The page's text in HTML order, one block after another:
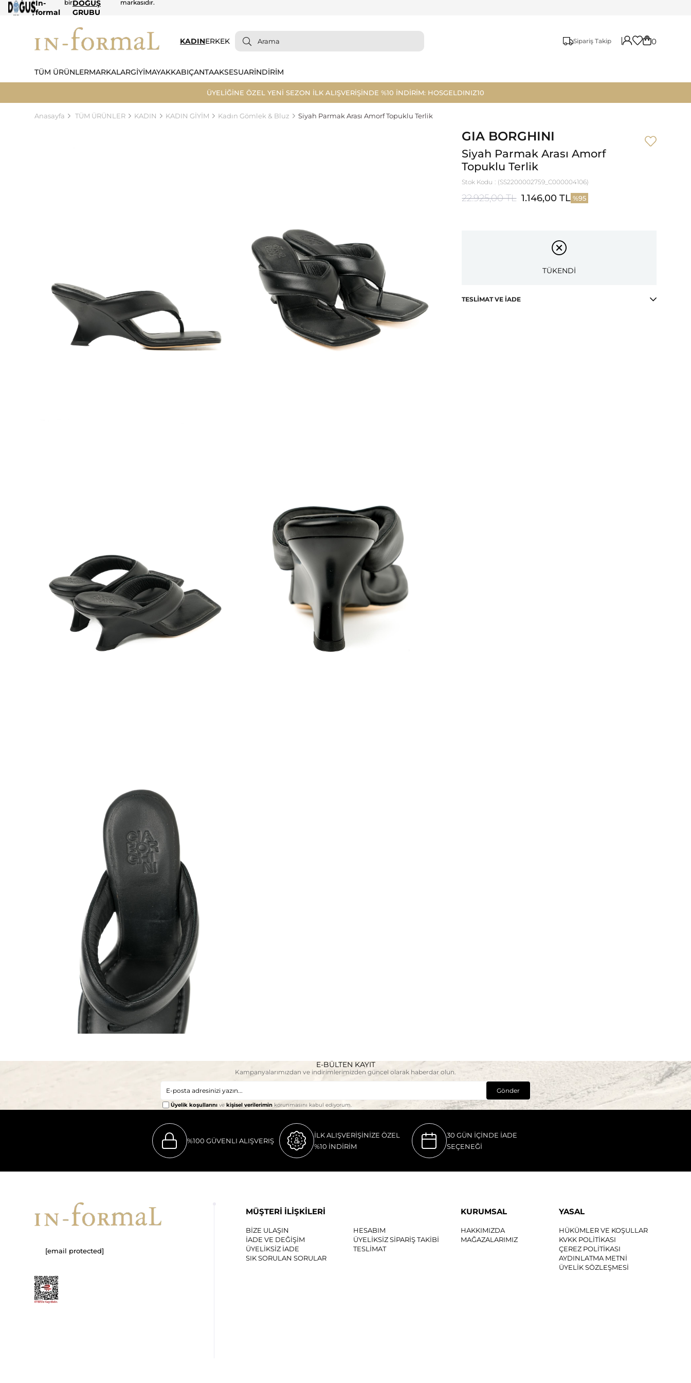
In-
formal
birDOĞUŞ
GRUBU
markasıdır.
KADINERKEK Sipariş Takip 0
TÜM ÜRÜNLERMARKALARGİYİMAYAKKABIÇANTAAKSESUARİNDİRİM
ÜYELİĞİNE ÖZEL YENİ SEZON İLK ALIŞVERİŞİNDE %10 İNDİRİM: HOSGELDINIZ10
Anasayfa TÜM ÜRÜNLER KADIN KADIN GİYİM Kadın Gömlek & Bluz Siyah Parmak Arası Amorf Topuklu Terlik
GIA BORGHINI
Siyah Parmak Arası Amorf
Topuklu Terlik
Stok Kodu (SS2200002759_C000004106)
22.925,00 TL 1.146,00 TL 95
TÜKENDİ
TESLIMAT VE İADE
E-BÜLTEN KAYIT
Kampanyalarımızdan ve indirimlerimizden güncel olarak haberdar olun.
Gönder
Üyelik koşullarını ve kişisel verilerimin korunmasını kabul ediyorum.
%100 GÜVENLI ALIŞVERIŞ
İLK ALIŞVERİŞİNİZE ÖZEL
%10 İNDİRİM
30 GÜN İÇİNDE İADE
SEÇENEĞİ
[email protected]
MÜŞTERİ İLİŞKİLERİ
BİZE ULAŞIN
HESABIM
İADE VE DEĞİŞİM
ÜYELİKSİZ SİPARİŞ TAKİBİ
ÜYELİKSİZ İADE
TESLİMAT
SIK SORULAN SORULAR
KURUMSAL
HAKKIMIZDA
MAĞAZALARIMIZ
YASAL
HÜKÜMLER VE KOŞULLAR
KVKK POLİTİKASI
ÇEREZ POLİTİKASI
AYDINLATMA METNİ
ÜYELİK SÖZLEŞMESİ